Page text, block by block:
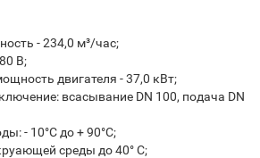
- 234,0 м³/час;
В;
двигателя - 37,0 кВт;
всасывание DN 100, подача DN
- 10°С до + 90°С;
среды до 40° С;